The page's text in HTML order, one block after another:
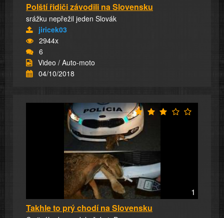
Polští řidiči závodili na Slovensku
srážku nepřežil jeden Slovák
jiricek03
2944x
6
Video / Auto-moto
04/10/2018
1
Takhle to prý chodí na Slovensku